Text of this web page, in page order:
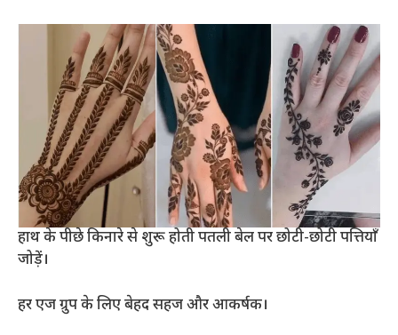
हाथ के पीछे किनारे से शुरू होती पतली बेल पर छोटी-छोटी पत्तियाँ
जोड़ें।
हर एज ग्रुप के लिए बेहद सहज और आकर्षक।